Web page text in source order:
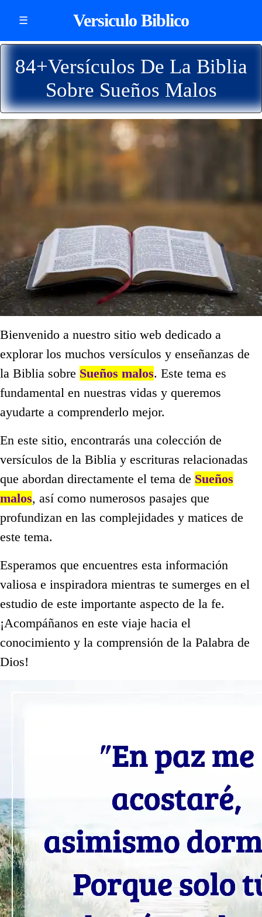
☰ Versiculo Biblico
84+Versículos De La Biblia
Sobre Sueños Malos
Bienvenido a nuestro sitio web dedicado a
explorar los muchos versículos y enseñanzas de
la Biblia sobre Sueños malos. Este tema es
fundamental en nuestras vidas y queremos
ayudarte a comprenderlo mejor.
En este sitio, encontrarás una colección de
versículos de la Biblia y escrituras relacionadas
que abordan directamente el tema de Sueños
malos, así como numerosos pasajes que
profundizan en las complejidades y matices de
este tema.
Esperamos que encuentres esta información
valiosa e inspiradora mientras te sumerges en el
estudio de este importante aspecto de la fe.
¡Acompáñanos en este viaje hacia el
conocimiento y la comprensión de la Palabra de
Dios!